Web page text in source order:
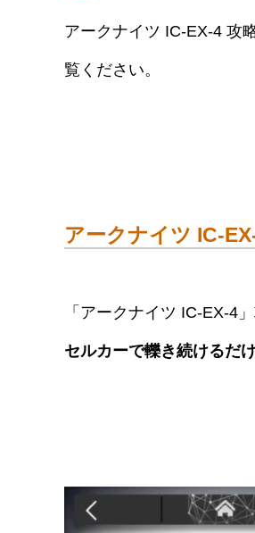
アークナイツ IC-EX-4 攻
覧ください。
アークナイツ IC-
「アークナイツ IC-EX-4
セルカーで轢き続けるだ